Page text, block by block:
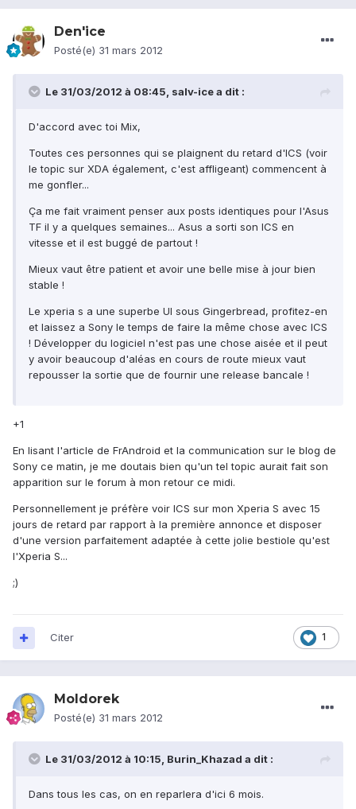
Den'ice
Posté(e) 31 mars 2012
Le 31/03/2012 à 08:45, salv-ice a dit :
D'accord avec toi Mix,
Toutes ces personnes qui se plaignent du retard d'ICS (voir
le topic sur XDA également, c'est affligeant) commencent à
me gonfler...
Ça me fait vraiment penser aux posts identiques pour l'Asus
TF il y a quelques semaines... Asus a sorti son ICS en
vitesse et il est buggé de partout !
Mieux vaut être patient et avoir une belle mise à jour bien
stable !
Le xperia s a une superbe UI sous Gingerbread, profitez-en
et laissez a Sony le temps de faire la même chose avec ICS
! Développer du logiciel n'est pas une chose aisée et il peut
y avoir beaucoup d'aléas en cours de route mieux vaut
repousser la sortie que de fournir une release bancale !
+1
En lisant l'article de FrAndroid et la communication sur le blog de
Sony ce matin, je me doutais bien qu'un tel topic aurait fait son
apparition sur le forum à mon retour ce midi.
Personnellement je préfère voir ICS sur mon Xperia S avec 15
jours de retard par rapport à la première annonce et disposer
d'une version parfaitement adaptée à cette jolie bestiole qu'est
l'Xperia S...
;)
1
Citer
Moldorek
Posté(e) 31 mars 2012
Le 31/03/2012 à 10:15, Burin_Khazad a dit :
Dans tous les cas, on en reparlera d'ici 6 mois.